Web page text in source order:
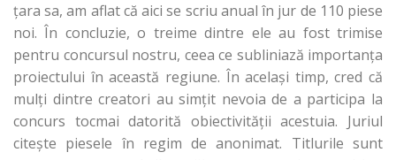
ţara sa, am aflat că aici se scriu anual în jur de 110 piese
noi. În concluzie, o treime dintre ele au fost trimise
pentru concursul nostru, ceea ce subliniază importanţa
proiectului în această regiune. În acelaşi timp, cred că
mulţi dintre creatori au simţit nevoia de a participa la
concurs tocmai datorită obiectivităţii acestuia. Juriul
citeşte piesele în regim de anonimat. Titlurile sunt